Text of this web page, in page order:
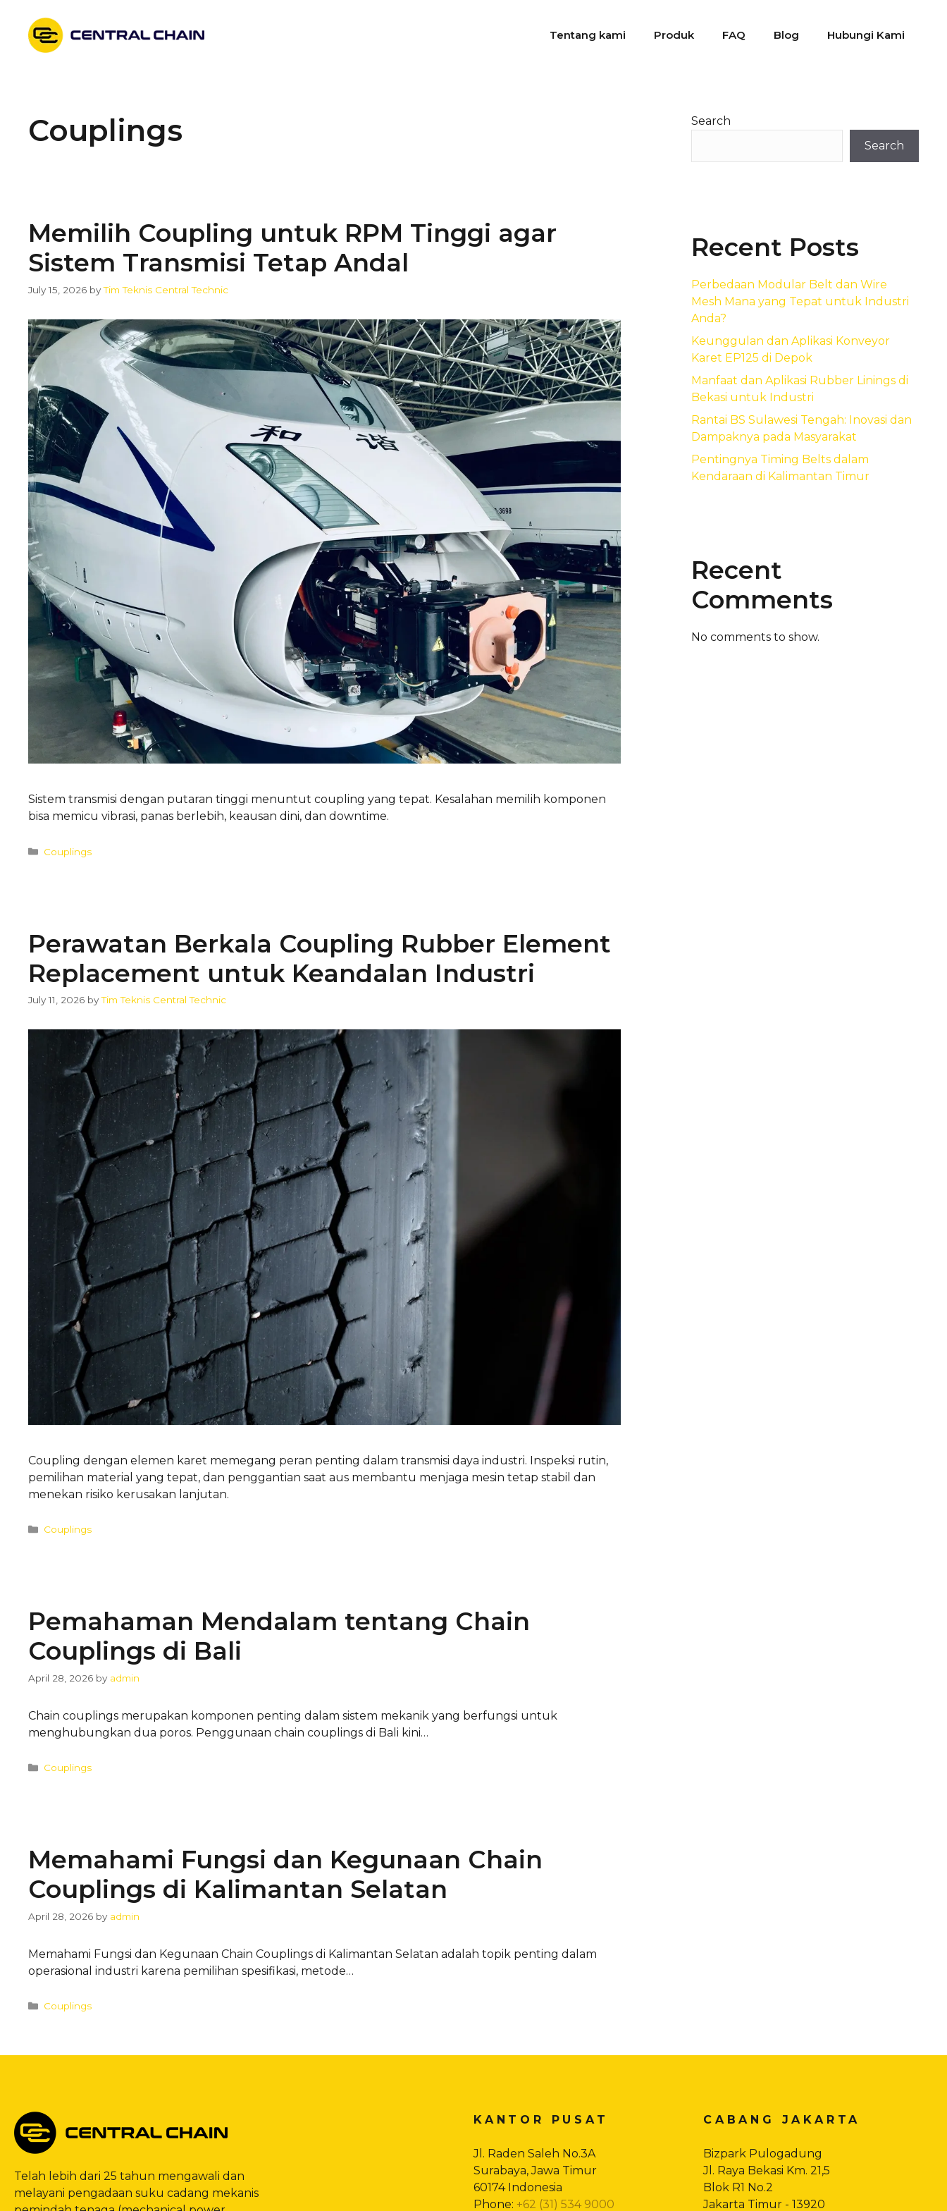
content
Tentang kami Produk FAQ Blog Hubungi Kami
Couplings
Memilih Coupling untuk RPM Tinggi agar
Sistem Transmisi Tetap Andal
July 15, 2026 byTim Teknis Central Technic
Sistem transmisi dengan putaran tinggi menuntut coupling yang tepat. Kesalahan memilih komponen
bisa memicu vibrasi, panas berlebih, keausan dini, dan downtime.
Categories
Couplings
Perawatan Berkala Coupling Rubber Element
Replacement untuk Keandalan Industri
July 11, 2026 byTim Teknis Central Technic
Coupling dengan elemen karet memegang peran penting dalam transmisi daya industri. Inspeksi rutin,
pemilihan material yang tepat, dan penggantian saat aus membantu menjaga mesin tetap stabil dan
menekan risiko kerusakan lanjutan.
Categories
Couplings
Pemahaman Mendalam tentang Chain
Couplings di Bali
April 28, 2026 by admin
Chain couplings merupakan komponen penting dalam sistem mekanik yang berfungsi untuk
menghubungkan dua poros. Penggunaan chain couplings di Bali kini…
Categories
Couplings
Memahami Fungsi dan Kegunaan Chain
Couplings di Kalimantan Selatan
April 28, 2026 by admin
Memahami Fungsi dan Kegunaan Chain Couplings di Kalimantan Selatan adalah topik penting dalam
operasional industri karena pemilihan spesifikasi, metode…
Categories
Couplings
Search
Search
Recent Posts
Perbedaan Modular Belt dan Wire
Mesh Mana yang Tepat untuk Industri
Anda?
Keunggulan dan Aplikasi Konveyor
Karet EP125 di Depok
Manfaat dan Aplikasi Rubber Linings di
Bekasi untuk Industri
Rantai BS Sulawesi Tengah: Inovasi dan
Dampaknya pada Masyarakat
Pentingnya Timing Belts dalam
Kendaraan di Kalimantan Timur
Recent
Comments
No comments to show.
Telah lebih dari 25 tahun mengawali dan
melayani pengadaan suku cadang mekanis
KANTOR PUSAT
Jl. Raden Saleh No.3A
Surabaya, Jawa Timur
60174 Indonesia
Phone: +62 (31) 534 9000
CABANG JAKARTA
Bizpark Pulogadung
Jl. Raya Bekasi Km. 21,5
Blok R1 No.2
Jakarta Timur - 13920